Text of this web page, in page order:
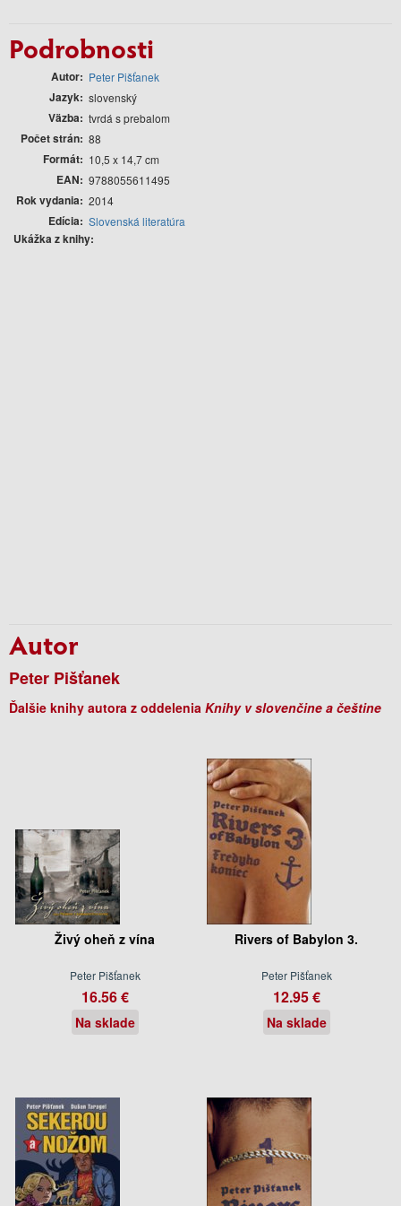
Podrobnosti
Autor Peter Pišťanek
Jazyk slovenský
Väzba tvrdá s prebalom
Počet strán 88
Formát 10,5 x 14,7 cm
EAN 9788055611495
Rok vydania 2014
Edícia Slovenská literatúra
Ukážka z knihy:
Autor
Peter Pišťanek
Ďalšie knihy autora z oddelenia Knihy v slovenčine a češtine
Živý oheň z vína
Peter Pišťanek
16.56 €
Na sklade
Rivers of Babylon 3.
Peter Pišťanek
12.95 €
Na sklade